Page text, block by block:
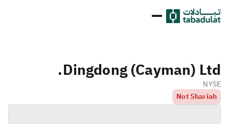
Dingdong (Cayman) Ltd.
NYSE
Not Shariah